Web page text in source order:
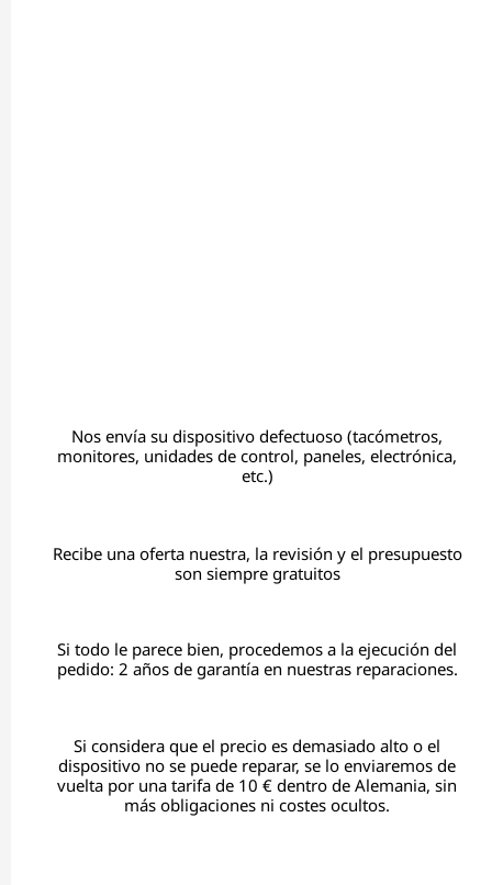
Nos envía su dispositivo defectuoso (tacómetros,
monitores, unidades de control, paneles, electrónica,
etc.)
Recibe una oferta nuestra, la revisión y el presupuesto
son siempre gratuitos
Si todo le parece bien, procedemos a la ejecución del
pedido: 2 años de garantía en nuestras reparaciones.
Si considera que el precio es demasiado alto o el
dispositivo no se puede reparar, se lo enviaremos de
vuelta por una tarifa de 10 € dentro de Alemania, sin
más obligaciones ni costes ocultos.